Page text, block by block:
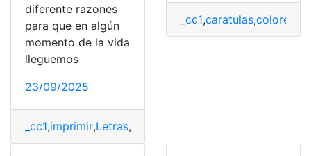
diferente razones
para que en algún
momento de la vida
lleguemos
23/09/2025
_cc1,imprimir,Letras,
_cc1,caratulas,colores